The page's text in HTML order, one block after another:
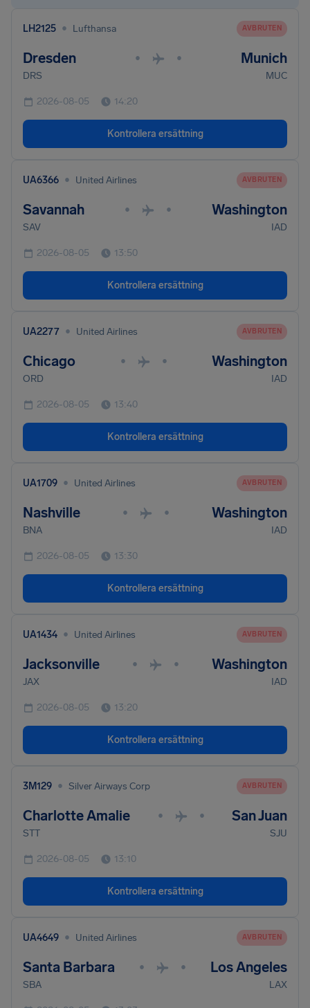
LH2125 • Lufthansa AVBRUTEN
Dresden • • Munich
DRS MUC
2026-08-05 14:20
Kontrollera ersättning
UA6366 • United Airlines AVBRUTEN
Savannah • • Washington
SAV IAD
2026-08-05 13:50
Kontrollera ersättning
UA2277 • United Airlines AVBRUTEN
Chicago • • Washington
ORD IAD
2026-08-05 13:40
Kontrollera ersättning
UA1709 • United Airlines AVBRUTEN
Nashville • • Washington
BNA IAD
2026-08-05 13:30
Kontrollera ersättning
UA1434 • United Airlines AVBRUTEN
Jacksonville • • Washington
JAX IAD
2026-08-05 13:20
Kontrollera ersättning
3M129 • Silver Airways Corp AVBRUTEN
Charlotte Amalie • • San Juan
STT SJU
2026-08-05 13:10
Kontrollera ersättning
UA4649 • United Airlines AVBRUTEN
Santa Barbara • • Los Angeles
SBA LAX